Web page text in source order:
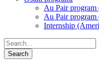
Au Pair
Au Pair program
Internship